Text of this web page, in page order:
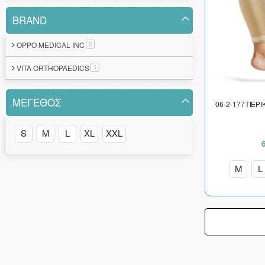
06-2-177
M L
BRAND
OPPO MEDICAL INC 2στοιχείο
VITA ORTHOPAEDICS 1
ΜΈΓΕΘΟΣ
S M L XL XXL